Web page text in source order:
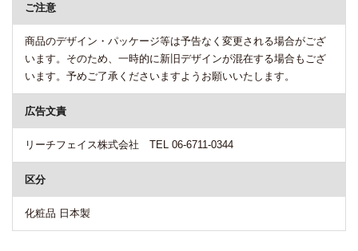
ご注意
商品のデザイン・パッケージ等は予告なく変更される場合がござ
います。そのため、一時的に新旧デザインが混在する場合もござ
います。予めご了承くださいますようお願いいたします。
広告文責
リーチフェイス株式会社 TEL 06-6711-0344
区分
化粧品 日本製